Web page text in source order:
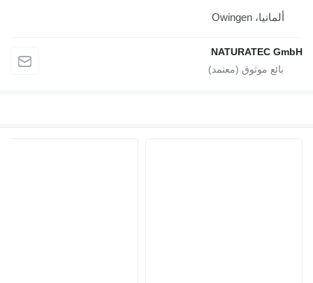
ألمانيا، Owingen
NATURATEC GmbH